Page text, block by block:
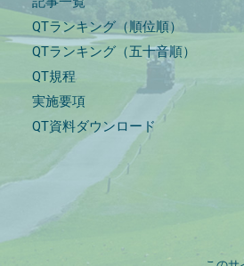
QTランキング（順位順）
QTランキング（五十音順）
QT規程
実施要項
QT資料ダウンロード